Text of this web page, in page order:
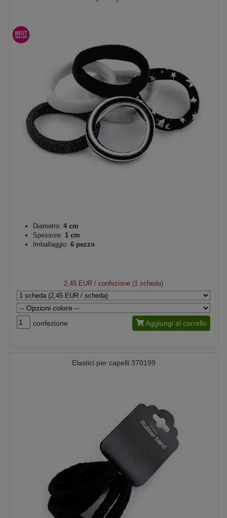
Diametro: 4 cm
Spessore: 1 cm
Imballaggio: 6 pezzo
2,45 EUR / confezione (1 scheda)
confezione Aggiungi al carrello
Elastici per capelli 370199